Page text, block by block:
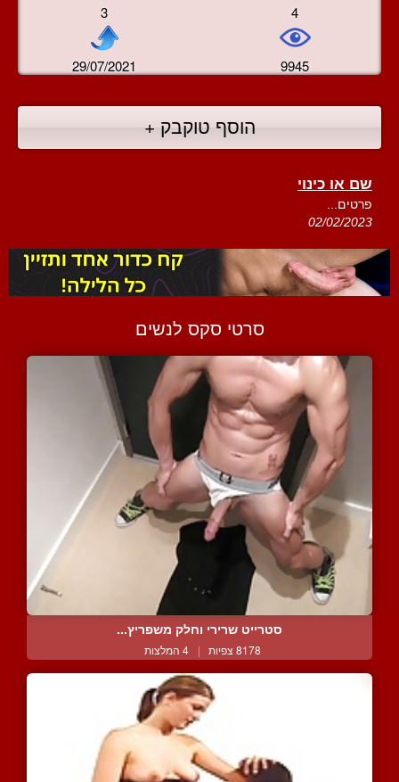
3 4
29/07/2021 9945
הוסף טוקבק +
שם או כינוי
פרטים...
02/02/2023
סרטי סקס לנשים
סטרייט שרירי וחלק משפריץ...
8178 צפיות | 4 המלצות